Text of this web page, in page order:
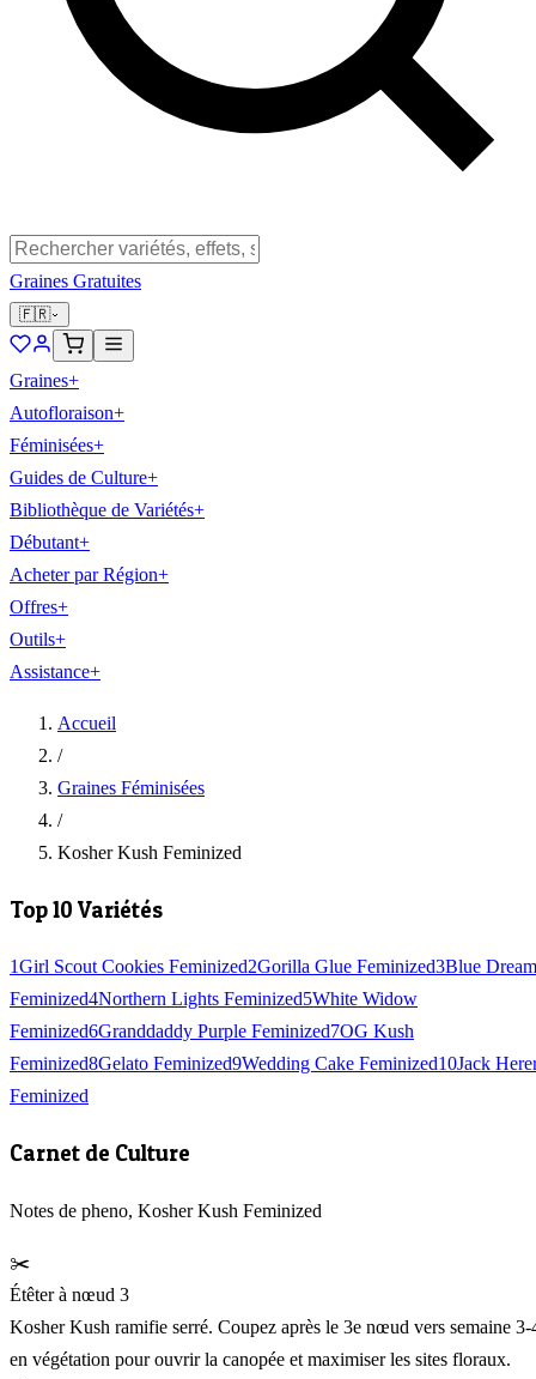
Graines Gratuites
🇫🇷
Graines+
Autofloraison+
Féminisées+
Guides de Culture+
Bibliothèque de Variétés+
Débutant+
Acheter par Région+
Offres+
Outils+
Assistance+
Accueil
/
Graines Féminisées
/
Kosher Kush Feminized
Top 10 Variétés
1Girl Scout Cookies Feminized2Gorilla Glue Feminized3Blue Dream
Feminized4Northern Lights Feminized5White Widow
Feminized6Granddaddy Purple Feminized7OG Kush
Feminized8Gelato Feminized9Wedding Cake Feminized10Jack
Feminized
Carnet de Culture
Notes de pheno, Kosher Kush Feminized
✂️
Étêter à nœud 3
Kosher Kush ramifie serré. Coupez après le 3e nœud vers semaine 3-
en végétation pour ouvrir la canopée et maximiser les sites floraux.